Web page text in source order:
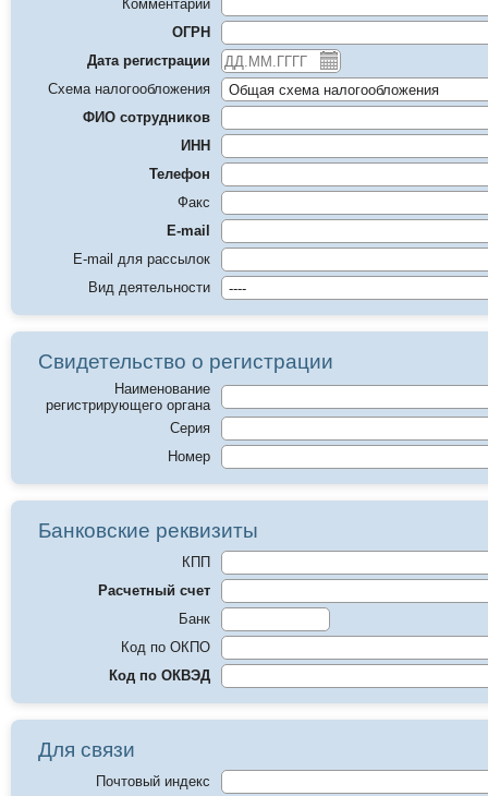
Комментарий
ОГРН
Дата регистрации
Схема налогообложения
ФИО сотрудников
ИНН
Телефон
Факс
E-mail
E-mail для рассылок
Вид деятельности
Свидетельство о регистрации
Наименование
регистрирующего органа
Серия
Номер
Банковские реквизиты
КПП
Расчетный счет
Банк
Код по ОКПО
Код по ОКВЭД
Для связи
Почтовый индекс